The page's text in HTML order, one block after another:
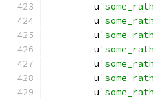
        u
        u
        u
        u
        u
        u
        u